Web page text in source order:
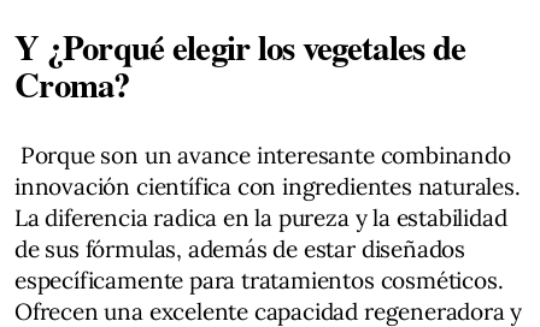
Y ¿Porqué elegir los vegetales de
Croma?
Porque son un avance interesante combinando
innovación científica con ingredientes naturales.
La diferencia radica en la pureza y la estabilidad
de sus fórmulas, además de estar diseñados
específicamente para tratamientos cosméticos.
Ofrecen una excelente capacidad regeneradora y